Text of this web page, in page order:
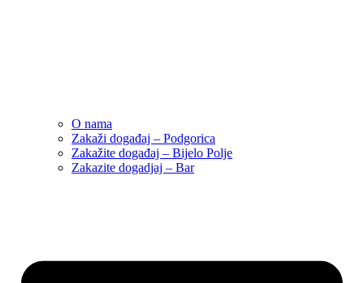
O nama
Zakaži događaj – Podgorica
Zakažite događaj – Bijelo Polje
Zakazite dogadjaj – Bar